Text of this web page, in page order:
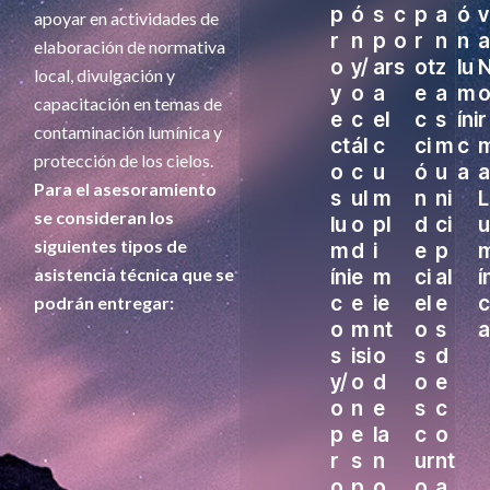
apoyar en actividades de
elaboración de normativa
local, divulgación y
capacitación en temas de
contaminación lumínica y
protección de los cielos.
Para el asesoramiento
se consideran los
siguientes tipos de
asistencia técnica que se
podrán entregar:
p
r
o
y
e
ct
o
s
lu
m
íni
c
o
s
y/
o
p
r
ó
n
y/
o
c
ál
c
ul
o
d
e
e
m
isi
o
n
e
s
s
p
ar
a
el
c
u
m
pl
i
m
ie
nt
o
d
e
la
n
c
o
s
p
r
ot
e
c
ci
ó
n
d
e
ci
el
o
s
o
s
c
ur
a
n
z
a
s
m
u
ni
ci
p
al
e
s
d
e
c
o
nt
ó
n
lu
m
íni
c
a
v
a
o
r
a
L
u
c
a